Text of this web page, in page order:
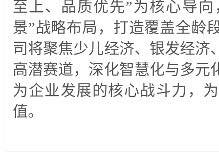
至上、品质优先”为核心导
景”战略布局，打造覆盖全龄
司将聚焦少儿经济、银发经济
高潜赛道，深化智慧化与多元
为企业发展的核心战斗力，
值。